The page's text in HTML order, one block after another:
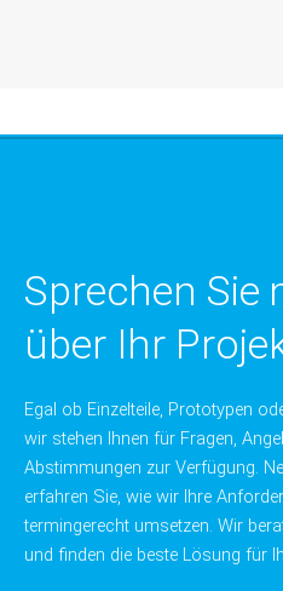
Sprechen Sie
über Ihr
Egal ob Einzelteile, Prototypen
wir stehen Ihnen für Fragen,
Abstimmungen zur Verfügung.
erfahren Sie, wie wir Ihre
termingerecht umsetzen. Wir
und finden die beste Lösung für